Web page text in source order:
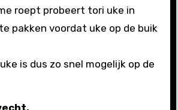
roept probeert tori uke in
pakken voordat uke op de buik
is dus zo snel mogelijk op de